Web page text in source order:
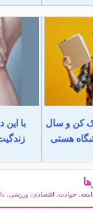
کن و سال
هستی
با این
حوادث، اقتصادی، ورزشی،